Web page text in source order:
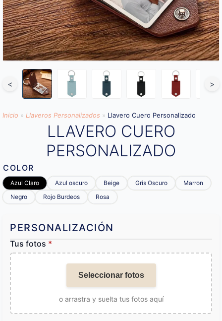
< >
Inicio » Llaveros Personalizados » Llavero Cuero Personalizado
LLAVERO CUERO
PERSONALIZADO
COLOR
Azul Claro Azul oscuro Beige Gris Oscuro
Marron
Negro
Rojo Burdeos Rosa
PERSONALIZACIÓN
Tus fotos *
Seleccionar fotos
o arrastra y suelta tus fotos aquí